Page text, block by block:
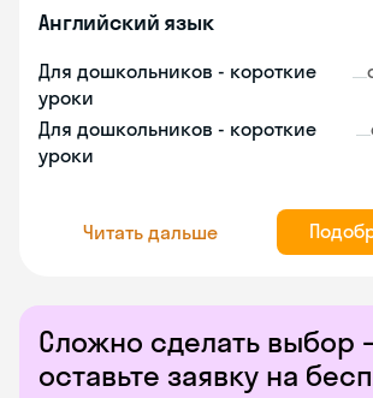
Английский язык
Для дошкольников - короткие
уроки
Для дошкольников - короткие
уроки
Читать дальше
Сложно сделать выбор
оставьте заявку на